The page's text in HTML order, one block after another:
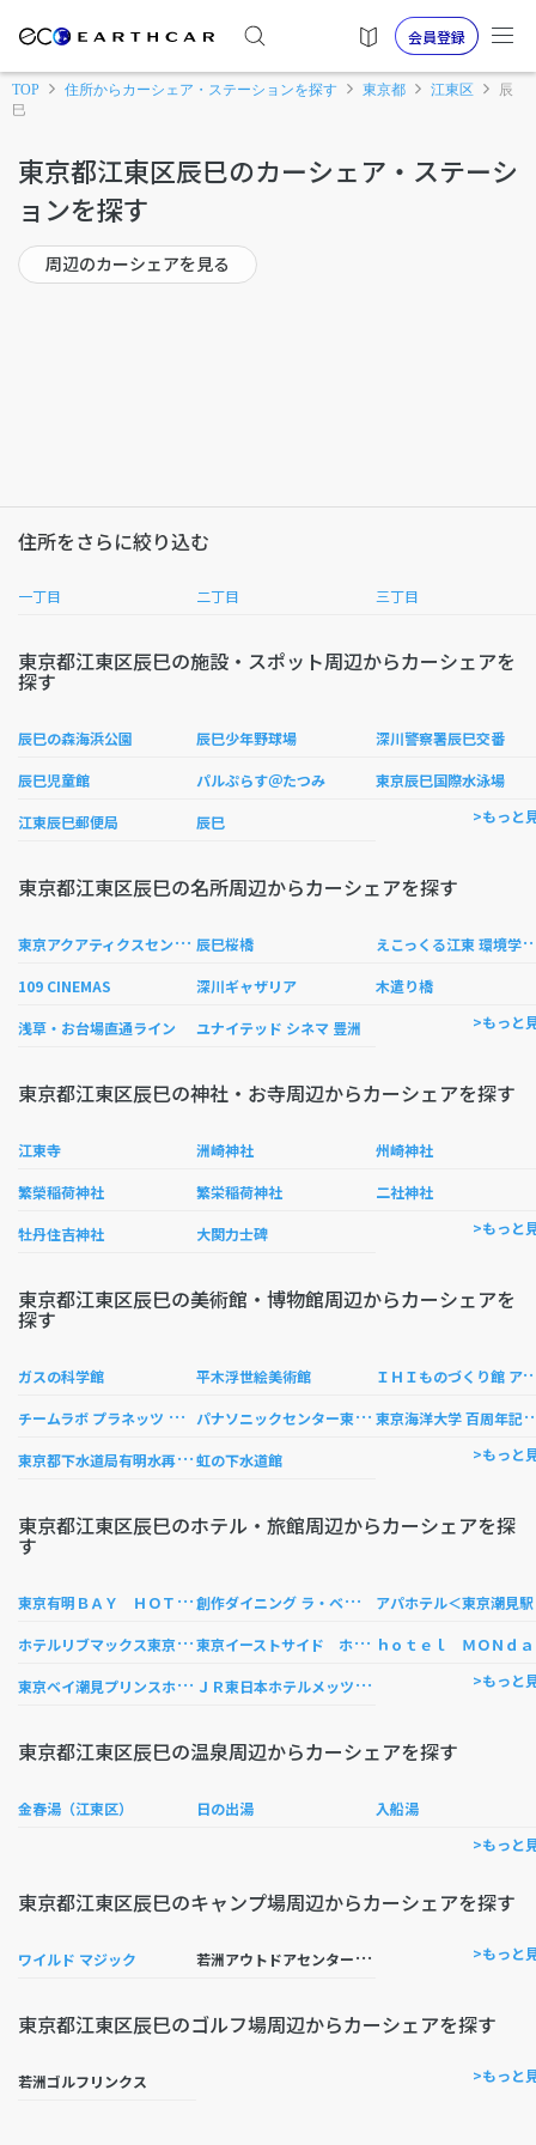
会員登録
TOP 住所からカーシェア・ステーションを探す 東京都 江東区
辰
巳
東京都江東区辰巳のカーシェア・ステーシ
ョンを探す
周辺のカーシェアを見る
住所をさらに絞り込む
一丁目 二丁目 三丁目
東京都江東区辰巳の施設・スポット周辺からカーシェアを
探す
辰巳の森海浜公園 辰巳少年野球場 深川警察署辰巳交番
辰巳児童館 パルぷらす＠たつみ 東京辰巳国際水泳場
江東辰巳郵便局 辰巳 >もっと
東京都江東区辰巳の名所周辺からカーシェアを探す
東
京アクアティクスセンター 辰巳桜橋 こっくる江東
109 CINEMAS 深川ギャザリア 木遣り橋
浅草・お台場直通ライン ユナイテッド シネマ 豊洲 >もっと
東京都江東区辰巳の神社・お寺周辺からカーシェアを探す
江東寺 洲崎神社 州崎神社
繁榮稲荷神社 繁栄稲荷神社 二社神社
牡丹住吉神社 大関力士碑 >もっと
東京都江東区辰巳の美術館・博物館周辺からカーシェアを
探す
ガスの科学館 平木浮世絵美術館
ＨＩものづくり
チ
ームラボ プラネッツ TOKYO DMM.com パ
ナソニックセンター東京 リスーピア
京海洋大学
東
京都下水道局有明水再生センター 見学説明室虹の下水道館虹の下水道館 >もっと
東京都江東区辰巳のホテル・旅館周辺からカーシェアを探
す
東
京有明ＢＡＹ ＨＯＴＥＬ 創
作ダイニング ラ・ベランダ
パ
ホ
テルリブマックス東京潮見駅前 東
京イーストサイド ホテル櫂会
東
京ベイ潮見プリンスホテル Ｊ
Ｒ東日本ホテルメッツ東京ベイ新木場 >もっと
東京都江東区辰巳の温泉周辺からカーシェアを探す
金春湯（江東区） 日の出湯
入船湯
>もっと
東京都江東区辰巳のキャンプ場周辺からカーシェアを探す
ワイルド マジック 若
洲アウトドアセンター 江東区立若洲公園キャンプ場 >もっと
東京都江東区辰巳のゴルフ場周辺からカーシェアを探す
若洲ゴルフリンクス >もっと